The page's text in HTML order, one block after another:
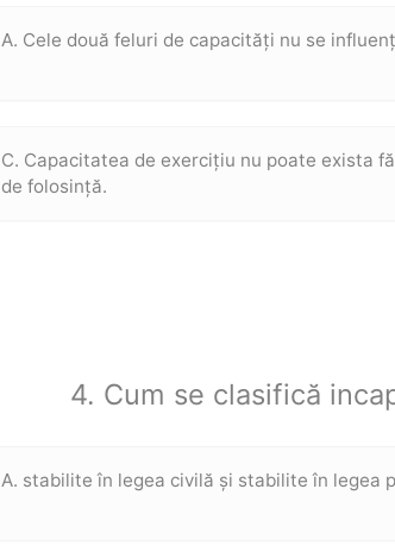
A. Cele două feluri de capacități nu se
C. Capacitatea de exercițiu nu poate exista
de folosință.
4. Cum se clasifică
A. stabilite în legea civilă și stabilite în legea